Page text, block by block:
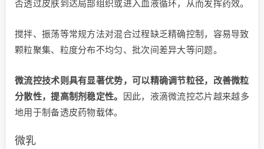
否透过皮肤到达局部组织或进入血液循环，从而发挥药效。
搅拌、振荡等常规方法对混合过程缺乏精确控制，容易导致
颗粒聚集、粒度分布不均匀、批次间差异大等问题。
微流控技术则具有显著优势，可以精确调节粒径，改善微粒
分散性，提高制剂稳定性。
因此，液滴微流控芯片越来越多
地用于制备透皮药物载体。
微乳